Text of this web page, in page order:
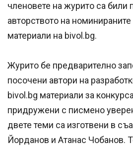
членовете на журито са били
авторството на номинираните
материали на bivol.bg.
Журито бе предварително
посочени автори на
bivol.bg материали за
придружени с писмено
двете теми са изготвени в
Йорданов и Атанас Чобанов.